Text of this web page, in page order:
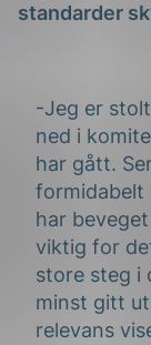
standarder
-Jeg er
ned i
har gått.
formidabelt
har
viktig for
store steg i
minst gitt
relevans